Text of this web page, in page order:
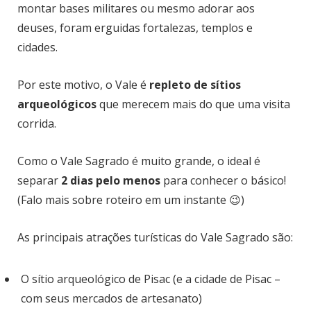
montar bases militares ou mesmo adorar aos
deuses, foram erguidas fortalezas, templos e
cidades.
Por este motivo, o Vale é repleto de sítios
arqueológicosque merecem mais do que uma visita
corrida.
Como o Vale Sagrado é muito grande, o ideal é
separar 2 dias pelo menos para conhecer o básico!
(Falo mais sobre roteiro em um instante 😉)
As principais atrações turísticas do Vale Sagrado são:
O sítio arqueológico de Pisac (e a cidade de Pisac –
com seus mercados de artesanato)